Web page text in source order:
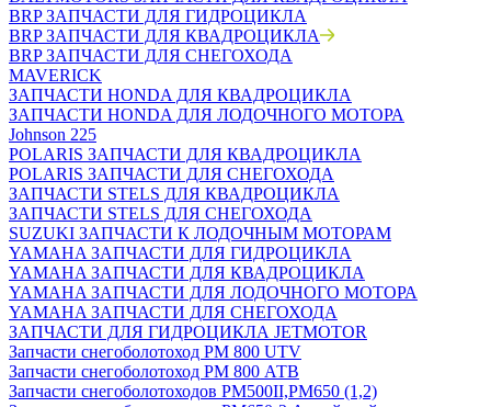
BRP ЗАПЧАСТИ ДЛЯ ГИДРОЦИКЛА
BRP ЗАПЧАСТИ ДЛЯ КВАДРОЦИКЛА
BRP ЗАПЧАСТИ ДЛЯ СНЕГОХОДА
MAVERICK
ЗАПЧАСТИ HONDA ДЛЯ КВАДРОЦИКЛА
ЗАПЧАСТИ HONDA ДЛЯ ЛОДОЧНОГО МОТОРА
Johnson 225
POLARIS ЗАПЧАСТИ ДЛЯ КВАДРОЦИКЛА
POLARIS ЗАПЧАСТИ ДЛЯ СНЕГОХОДА
ЗАПЧАСТИ STELS ДЛЯ КВАДРОЦИКЛА
ЗАПЧАСТИ STELS ДЛЯ СНЕГОХОДА
SUZUKI ЗАПЧАСТИ К ЛОДОЧНЫМ МОТОРАМ
YAMAHA ЗАПЧАСТИ ДЛЯ ГИДРОЦИКЛА
YAMAHA ЗАПЧАСТИ ДЛЯ КВАДРОЦИКЛА
YAMAHA ЗАПЧАСТИ ДЛЯ ЛОДОЧНОГО МОТОРА
YAMAHA ЗАПЧАСТИ ДЛЯ СНЕГОХОДА
ЗАПЧАСТИ ДЛЯ ГИДРОЦИКЛА JETMOTOR
Запчасти снегоболотоход РМ 800 UTV
Запчасти снегоболотоход РМ 800 АТВ
Запчасти снегоболотоходов РМ500II,РМ650 (1,2)